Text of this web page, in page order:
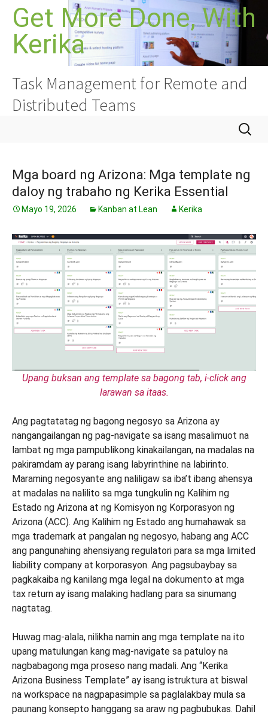
Lumaktaw
nilalaman
Get More Done, With
Kerika
Task Management for Remote and
Distributed Teams
Hanapin
ang:
Mga board ng Arizona: Mga template ng
daloy ng trabaho ng Kerika Essential
Mayo 19, 2026 Kanban at Lean Kerika
Upang buksan ang template sa bagong tab, i-click ang
larawan sa itaas.
Ang pagtatatag ng bagong negosyo sa Arizona ay
nangangailangan ng pag-navigate sa isang masalimuot na
lambat ng mga pampublikong kinakailangan, na madalas na
pakiramdam ay parang isang labyrinthine na labirinto.
Maraming negosyante ang naliligaw sa iba’t ibang ahensya
at madalas na nalilito sa mga tungkulin ng Kalihim ng
Estado ng Arizona at ng Komisyon ng Korporasyon ng
Arizona (ACC). Ang Kalihim ng Estado ang humahawak sa
mga trademark at pangalan ng negosyo, habang ang ACC
ang pangunahing ahensiyang regulatori para sa mga limited
liability company at korporasyon. Ang pagsubaybay sa
pagkakaiba ng kanilang mga legal na dokumento at mga
tax return ay isang malaking hadlang para sa sinumang
nagtatag.
Huwag mag-alala, nilikha namin ang mga template na ito
upang matulungan kang mag-navigate sa patuloy na
nagbabagong mga proseso nang madali. Ang “Kerika
Arizona Business Template” ay isang istruktura at biswal
na workspace na nagpapasimple sa paglalakbay mula sa
paunang konsepto hanggang sa araw ng pagbubukas. Dahil